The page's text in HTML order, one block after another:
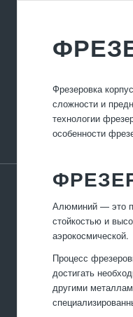
Фрезеровка
сложности и
технологии
особенности
Алюминий — это
стойкостью и
аэрокосмической.
Процесс
достигать
другими